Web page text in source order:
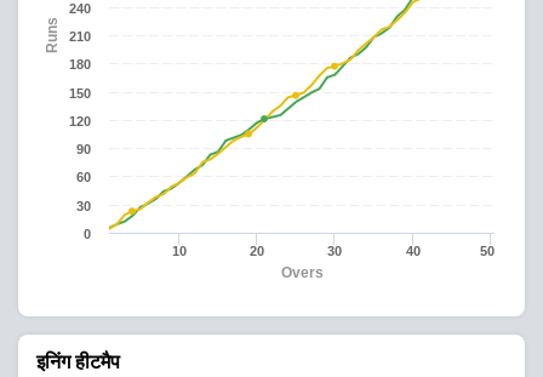
Overs
Runs
10 20 30 40 50
0
30
60
90
120
150
180
210
240
इनिंग हीटमैप